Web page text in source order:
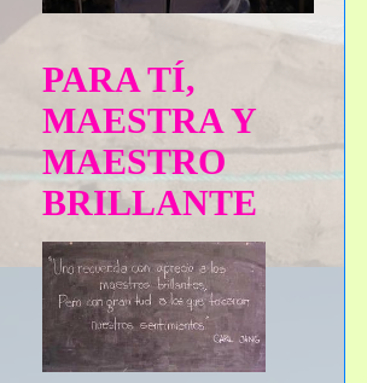
PARA TÍ,
MAESTRA Y
MAESTRO
BRILLANTE